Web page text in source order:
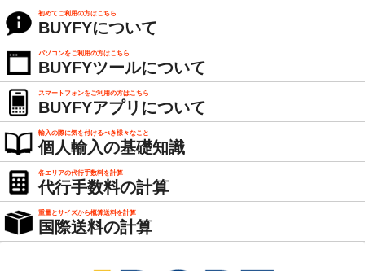
初めてご利用の方はこちら
BUYFYについて
パソコンをご利用の方はこちら
BUYFYツールについて
スマートフォンをご利用の方はこちら
BUYFYアプリについて
輸入の際に気を付けるべき様々なこと
個人輸入の基礎知識
各エリアの代行手数料を計算
代行手数料の計算
重量とサイズから概算送料を計算
国際送料の計算